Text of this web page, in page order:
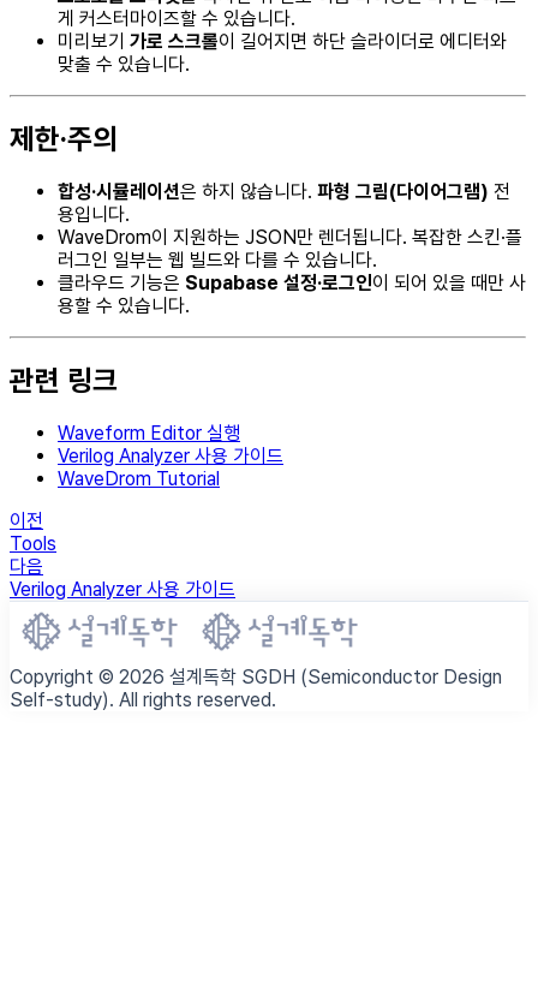
게 커스터마이즈할 수 있습니다.
미리보기 가로 스크롤이 길어지면 하단 슬라이더로 에디터와
맞출 수 있습니다.
제한·주의
합성·시뮬레이션은 하지 않습니다. 파형 그림(다이어그램) 전
용입니다.
WaveDrom이 지원하는 JSON만 렌더됩니다. 복잡한 스킨·플
러그인 일부는 웹 빌드와 다를 수 있습니다.
클라우드 기능은 Supabase 설정·로그인이 되어 있을 때만 사
용할 수 있습니다.
관련 링크
Waveform Editor 실행
Verilog Analyzer 사용 가이드
WaveDrom Tutorial
이전
Tools
다음
Verilog Analyzer 사용 가이드
Copyright © 2026 설계독학 SGDH (Semiconductor Design
Self-study). All rights reserved.